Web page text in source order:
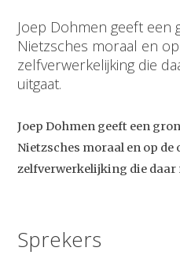
Joep Dohmen geeft een
Nietzsches moraal en
zelfverwerkelijking die
uitgaat.
Joep Dohmen geeft een
Nietzsches moraal en op de
zelfverwerkelijking die daar
Sprekers